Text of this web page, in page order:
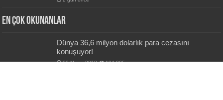
En Çok okunanlar
Dünya 36,6 milyon dolarlık para cezasını
konuşuyor!
22 Mayıs 2018 184,905